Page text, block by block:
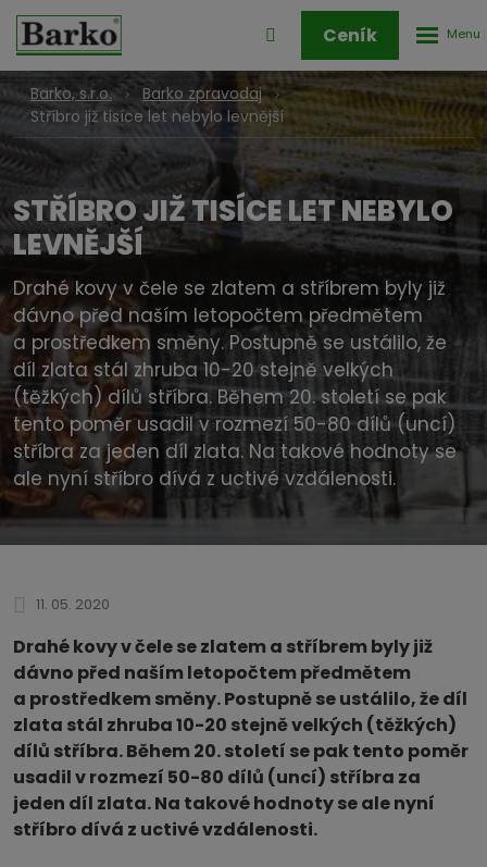
Přihlášení
klienstké
zóny
Ceník
Barko, s.r.o.
Barko zpravodaj
Stříbro již tisíce let nebylo levnější
STŘÍBRO JIŽ TISÍCE LET NEBYLO
LEVNĚJŠÍ
Drahé kovy v čele se zlatem a stříbrem byly již
dávno před naším letopočtem předmětem
a prostředkem směny. Postupně se ustálilo, že
díl zlata stál zhruba 10-20 stejně velkých
(těžkých) dílů stříbra. Během 20. století se pak
tento poměr usadil v rozmezí 50-80 dílů (uncí)
stříbra za jeden díl zlata. Na takové hodnoty se
ale nyní stříbro dívá z uctivé vzdálenosti.
11. 05. 2020
Drahé kovy v čele se zlatem a stříbrem byly již
dávno před naším letopočtem předmětem
a prostředkem směny. Postupně se ustálilo, že díl
zlata stál zhruba 10-20 stejně velkých (těžkých)
dílů stříbra. Během 20. století se pak tento poměr
usadil v rozmezí 50-80 dílů (uncí) stříbra za
jeden díl zlata. Na takové hodnoty se ale nyní
stříbro dívá z uctivé vzdálenosti.